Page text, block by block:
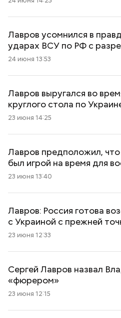
Лавров усомнился в
ударах ВСУ по РФ с
24 июня 13:53
Лавров выругался во
круглого стола по
23 июня 14:25
Лавров предположил,
был игрой на время для
23 июня 13:40
Лавров: Россия готова
с Украиной с прежней
23 июня 12:33
Сергей Лавров назвал
«фюрером»
23 июня 12:15